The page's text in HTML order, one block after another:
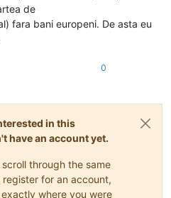
de
fara bani europeni. De asta eu
0
in this
have an account yet.
through the same
for an account,
where you were